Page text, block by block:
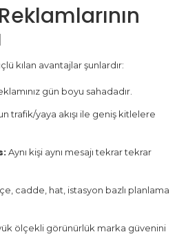
kılan avantajlar şunlardır:
gün boyu sahadadır.
trafik/yaya akışı ile geniş kitlelere
Aynı kişi aynı mesajı tekrar tekrar
cadde, hat, istasyon bazlı planlama
ölçekli görünürlük marka güvenini